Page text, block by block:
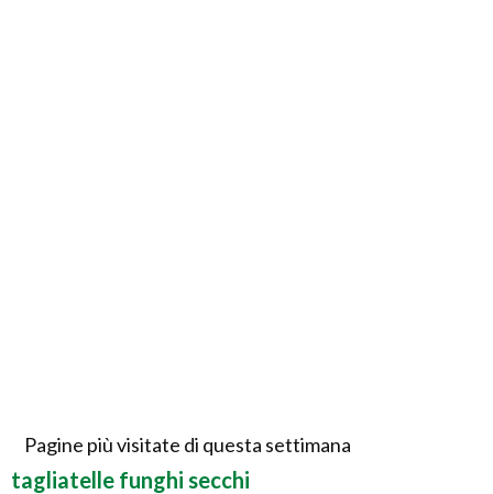
Pagine più visitate di questa settimana
tagliatelle funghi secchi